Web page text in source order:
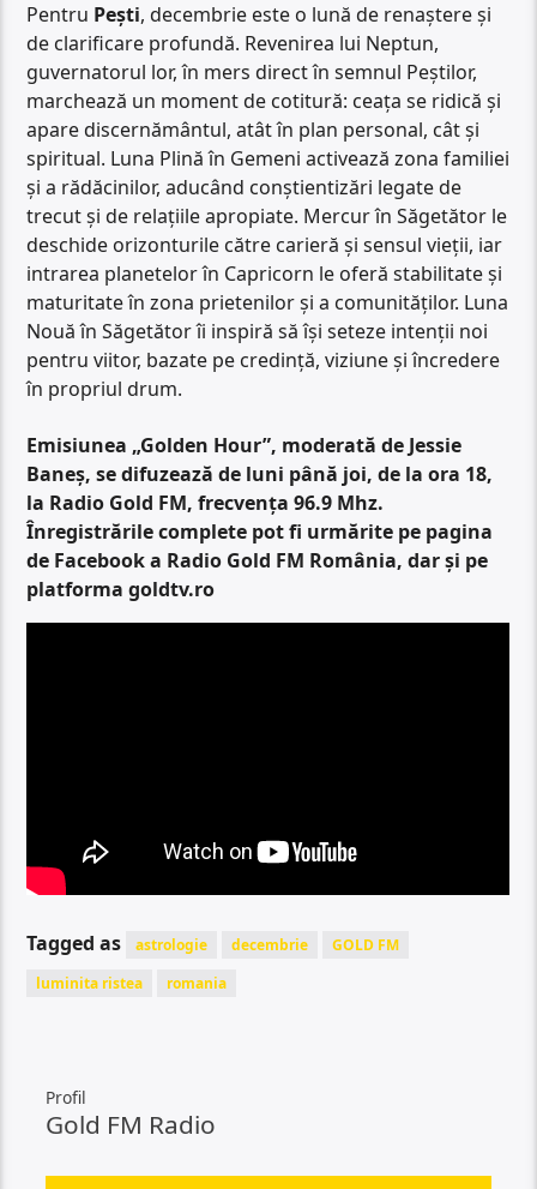
Pentru Pești, decembrie este o lună de renaștere și
de clarificare profundă. Revenirea lui Neptun,
guvernatorul lor, în mers direct în semnul Peștilor,
marchează un moment de cotitură: ceața se ridică și
apare discernământul, atât în plan personal, cât și
spiritual. Luna Plină în Gemeni activează zona familiei
și a rădăcinilor, aducând conștientizări legate de
trecut și de relațiile apropiate. Mercur în Săgetător le
deschide orizonturile către carieră și sensul vieții, iar
intrarea planetelor în Capricorn le oferă stabilitate și
maturitate în zona prietenilor și a comunităților. Luna
Nouă în Săgetător îi inspiră să își seteze intenții noi
pentru viitor, bazate pe credință, viziune și încredere
în propriul drum.
Emisiunea „Golden Hour”, moderată de Jessie
Baneș, se difuzează de luni până joi, de la ora 18,
la Radio Gold FM, frecvența 96.9 Mhz.
Înregistrările complete pot fi urmărite pe pagina
de Facebook a Radio Gold FM România, dar și pe
platforma goldtv.ro
Tagged as astrologie decembrie
GOLD FM
luminita ristea
romania
Profil
Gold FM Radio